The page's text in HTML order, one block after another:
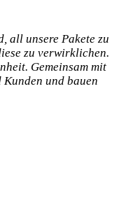
all unsere Pakete zu
zu verwirklichen.
Gemeinsam mit
und bauen